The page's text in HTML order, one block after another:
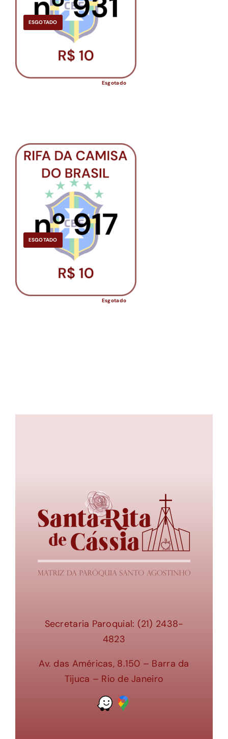
ESGOTADO
Esgotado
ESGOTADO
Esgotado
Secretaria Paroquial: (21) 2438-
4823
Av. das Américas, 8.150 – Barra da
Tijuca – Rio de Janeiro